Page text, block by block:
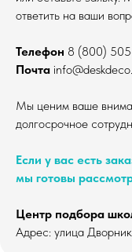
ответить на ваши
Телефон 8 (800)
Почта
Мы ценим ваше
долгосрочное
Если у вас есть
мы готовы
Центр подбора
Адрес: улица